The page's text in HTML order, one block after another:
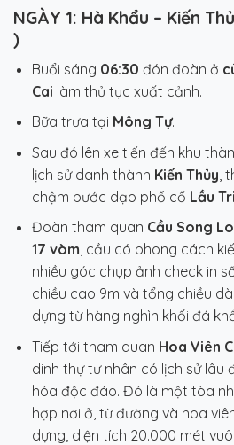
NGÀY 1: Hà Khẩu – Kiến
)
Buổi sáng 06:30 đón đoàn ở
Cai làm thủ tục xuất cảnh.
Bữa trưa tại Mông Tự.
Sau đó lên xe tiến đến khu
lịch sử danh thành Kiến Thủy ,
chậm bước dạo phố cổ Lầu
Đoàn tham quan Cầu Song
17 vòm, cầu có phong cách
nhiều góc chụp ảnh check in
chiều cao 9m và tổng chiều
dựng từ hàng nghìn khối đá
Tiếp tới tham quan Hoa Viên
dinh thự tư nhân có lịch sử lâu
hóa độc đáo. Đó là một tòa
hợp nơi ở, từ đường và hoa
dựng, diện tích 20.000 mét